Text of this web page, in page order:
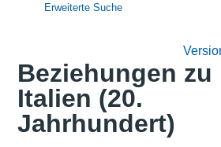
Erweiterte Suche
Beziehungen zu
Italien (20.
Jahrhundert)